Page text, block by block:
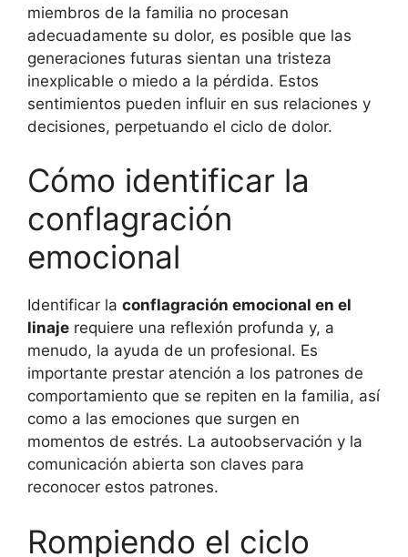
miembros de la familia no procesan
adecuadamente su dolor, es posible que las
generaciones futuras sientan una tristeza
inexplicable o miedo a la pérdida. Estos
sentimientos pueden influir en sus relaciones y
decisiones, perpetuando el ciclo de dolor.
Cómo identificar la
conflagración
emocional
Identificar la conflagración emocional en el
linaje requiere una reflexión profunda y, a
menudo, la ayuda de un profesional. Es
importante prestar atención a los patrones de
comportamiento que se repiten en la familia, así
como a las emociones que surgen en
momentos de estrés. La autoobservación y la
comunicación abierta son claves para
reconocer estos patrones.
Rompiendo el ciclo